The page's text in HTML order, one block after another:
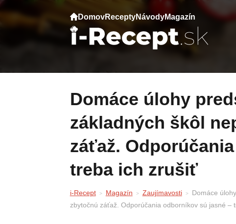
DomovReceptyNávodyMagazín
Domáce úlohy predstavujú pre žiakov
základných škôl
záťaž.
treba ich zrušiť
i-Recept Magazín Zaujímavosti
Domáce
zbytočnú záťaž. Odporúčania odborníkov sú jasné –